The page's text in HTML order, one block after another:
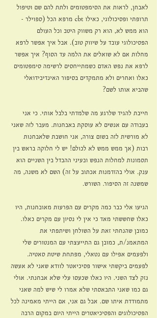
לאבחן, לראות את הסימפטומים ולתת להם שם וטיפול
תרופתי ופסיכולוגי, כאילו cbt מרפא הכל (ספוילר -
הוא ממש לא, הוא רק משווק היטב וכל העולם
הפסיכולוגי עובד על שיווק טוב). אבל איך אפשר לרפא
מחלות אם לא שואלים את הלמה עד הסוף? איך אפשר
לרפא את נפש האדם כשמתייחסים לרשימה סימפטומים
כאלו ואחרים ולא מתמקדים בסיפור האינדיבידואלי
שהביא אותו לשם?
חייבת להגיד שלרגע מה שלמדתי בלבל אותי. כי אני
בעבודה עם אנשים לא עוסקת באבחנות. מעבר לזה שאני
לא מורשית לזה בשום צורה, אני חושבת שלאבחנות
רבות (אך ממש ממש לא לכולם! יש לי חלוקה בראש בין
תסמונות למחלות הנפש ובעיני ההבדל בין השניים הוא
ענק. אולי בהזדמנות אכתוב על זה) השם לא משנה, מה
שמשנה זה הסיפור. השורש.
הגיעו אלי כבר כמה מקרים עם הפרעות מאובחנות, היו
כאלו שחששתי מאד כי אין לי נסיון עם מקרים כאלו.
כמובן שהנחתי זאת על השולחן ושיתפתי את
המתאמנ/ת, כמובן גם התייעצתי עם המנטורים שלי
ולפעמים אפילו עם נטאלי, מפתחת שיטת סאטיה.
לפעמים ביקשתי אישור פסיכיאטר לוודא שאני לא אעשה
נזק לצד השני. היו כאלו שכעסו עלי שלא אבחנתי. אולי
גם כמו שאני התבאסתי שלא אמרו לי שיש למה שאני
מתמודדת איתו שם. אבל גם אני, אם הייתי מאמינה לכל
הפסיכולוגים והפסיכיאטרים הייתי היום במקום הרבה